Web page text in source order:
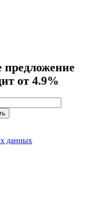
предложение
от 4.9%
данных